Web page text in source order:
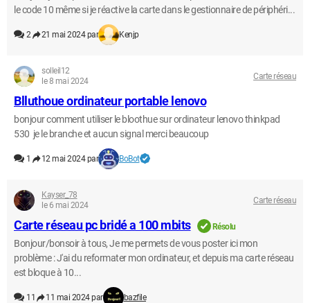
le code 10 même si je réactive la carte dans le gestionnaire de périphéri...
2 21 mai 2024 par Kenjp
solleil12
le 8 mai 2024
Carte réseau
Blluthoue ordinateur portable lenovo
bonjour comment utiliser le bloothue sur ordinateur lenovo thinkpad
530 je le branche et aucun signal merci beaucoup
1 12 mai 2024 par BoBot
Kayser_78
le 6 mai 2024
Carte réseau
Carte réseau pc bridé a 100 mbits Résolu
Bonjour/bonsoir à tous, Je me permets de vous poster ici mon
problème : J'ai du reformater mon ordinateur, et depuis ma carte réseau
est bloque à 10...
11 11 mai 2024 par bazfile